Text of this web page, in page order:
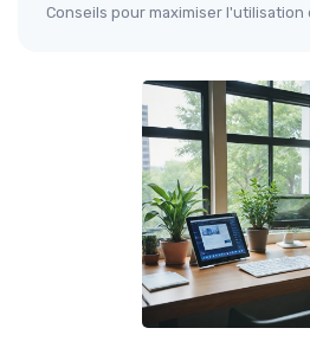
Conseils pour maximiser l'utilisation